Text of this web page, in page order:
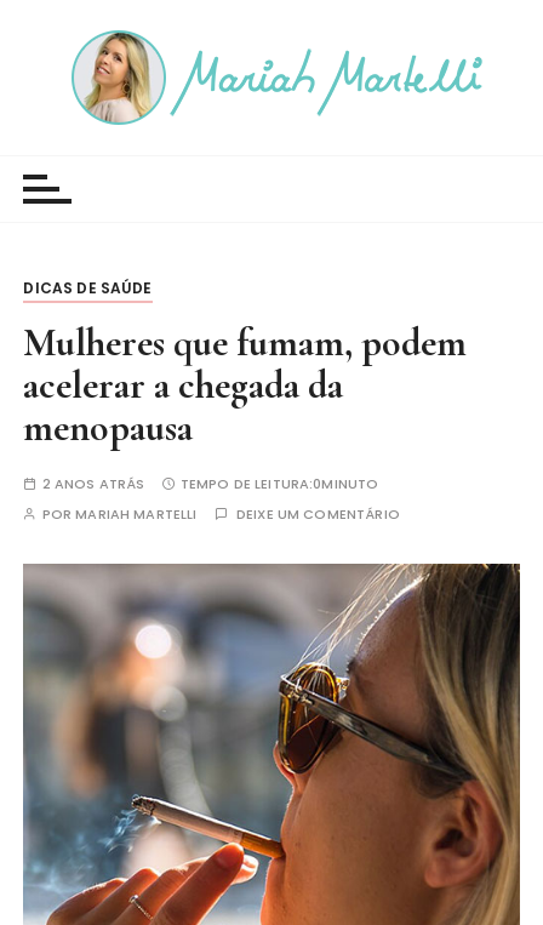
DICAS DE SAÚDE
Mulheres que fumam, podem
acelerar a chegada da
menopausa
2 ANOS ATRÁS TEMPO DE LEITURA:0MINUTO
PORMARIAH MARTELLI DEIXE UM COMENTÁRIO